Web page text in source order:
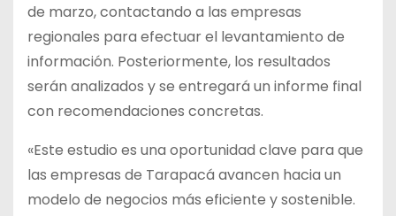
de marzo, contactando a las empresas
regionales para efectuar el levantamiento de
información. Posteriormente, los resultados
serán analizados y se entregará un informe final
con recomendaciones concretas.
«Este estudio es una oportunidad clave para que
las empresas de Tarapacá avancen hacia un
modelo de negocios más eficiente y sostenible.